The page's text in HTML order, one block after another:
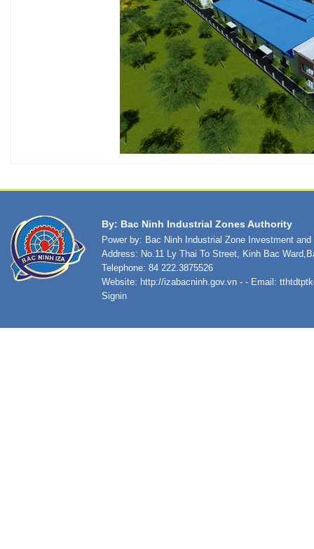
By: Bac Ninh Industrial Zones Authority
Power by: Bac Ninh Industrial Zone Investment
Address: No.11 Ly Thai To Street, Kinh Bac
Telephone: 84 222.3875526
Website: http://izabacninh.gov.vn - - Email:
Signin